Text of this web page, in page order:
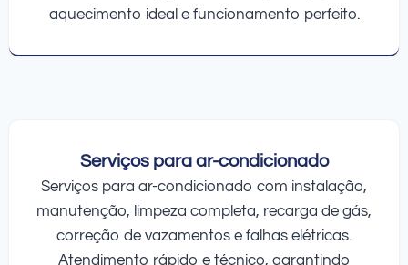
aquecimento ideal e funcionamento perfeito.
Serviços para ar-condicionado
Serviços para ar-condicionado com instalação,
manutenção, limpeza completa, recarga de gás,
correção de vazamentos e falhas elétricas.
Atendimento rápido e técnico, garantindo